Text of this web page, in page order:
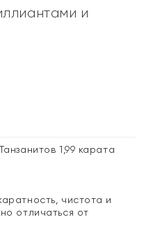
и
1,99 карата
чистота и
отличаться от